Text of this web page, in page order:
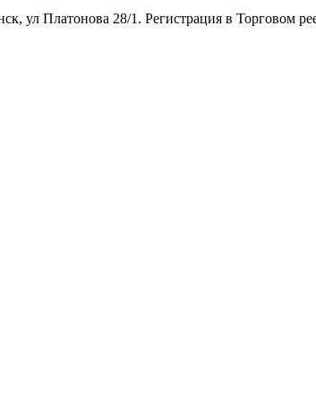
Платонова 28/1. Регистрация в Торговом